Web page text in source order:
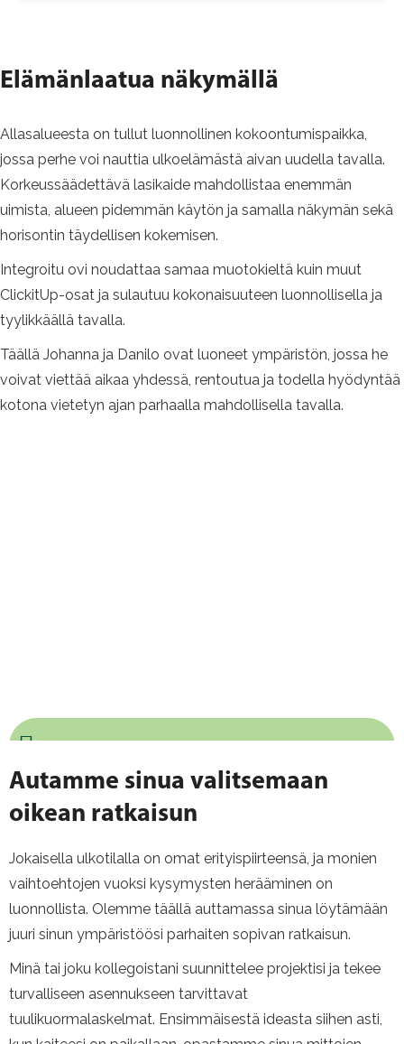
Elämänlaatua näkymällä
Allasalueesta on tullut luonnollinen kokoontumispaikka,
jossa perhe voi nauttia ulkoelämästä aivan uudella tavalla.
Korkeussäädettävä lasikaide mahdollistaa enemmän
uimista, alueen pidemmän käytön ja samalla näkymän sekä
horisontin täydellisen kokemisen.
Integroitu ovi noudattaa samaa muotokieltä kuin muut
ClickitUp-osat ja sulautuu kokonaisuuteen luonnollisella ja
tyylikkäällä tavalla.
Täällä Johanna ja Danilo ovat luoneet ympäristön, jossa he
voivat viettää aikaa yhdessä, rentoutua ja todella hyödyntää
kotona vietetyn ajan parhaalla mahdollisella tavalla.
Autamme sinua valitsemaan
oikean ratkaisun
Jokaisella ulkotilalla on omat erityispiirteensä, ja monien
vaihtoehtojen vuoksi kysymysten herääminen on
luonnollista. Olemme täällä auttamassa sinua löytämään
juuri sinun ympäristöösi parhaiten sopivan ratkaisun.
Minä tai joku kollegoistani suunnittelee projektisi ja tekee
turvalliseen asennukseen tarvittavat
tuulikuormalaskelmat. Ensimmäisestä ideasta siihen asti,